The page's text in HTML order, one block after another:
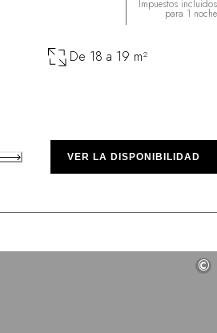
Impuestos incluidos
para 1 noche
De 18 a 19 m²
VER LA DISPONIBILIDAD
©